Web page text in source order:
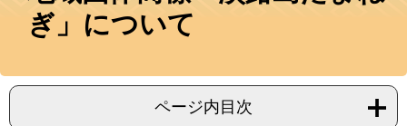
ぎ」について
ページ内目次